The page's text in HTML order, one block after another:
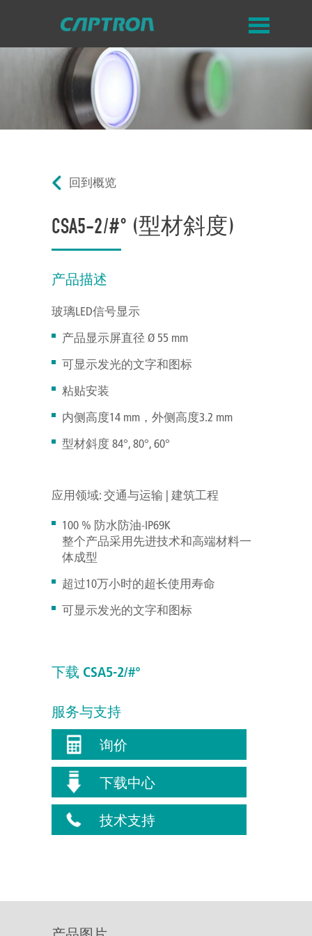
回到概览
CSA5-2/#° (型材斜度)
产品描述
玻璃LED信号显示
产品显示屏直径 Ø 55 mm
可显示发光的文字和图标
粘贴安装
内侧高度14 mm，外侧高度3.2 mm
型材斜度 84°, 80°, 60°
应用领域: 交通与运输 | 建筑工程
100 % 防水防油-IP69K
整个产品采用先进技术和高端材料一
体成型
超过10万小时的超长使用寿命
可显示发光的文字和图标
下载 CSA5-2/#°
服务与支持
询价
下载中心
技术支持